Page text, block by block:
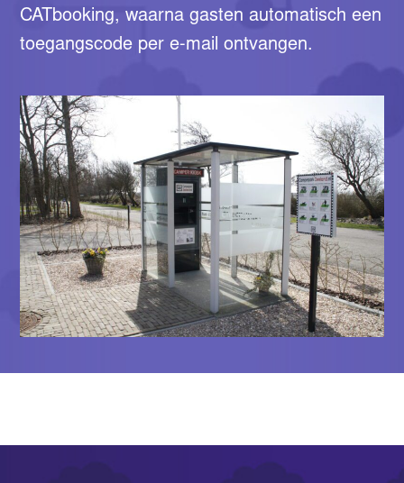
CATbooking, waarna gasten automatisch een
toegangscode per e-mail ontvangen.